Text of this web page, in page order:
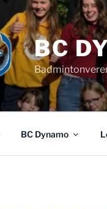
BC
BC Dynamo